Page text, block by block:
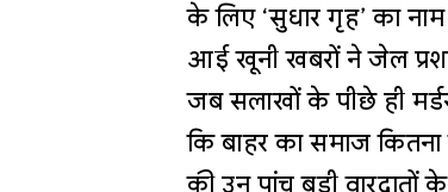
के लिए ‘सुधार गृह’ का
आई खूनी खबरों ने जेल
जब सलाखों के पीछे ही
कि बाहर का समाज
की उन पांच बड़ी वारदातों